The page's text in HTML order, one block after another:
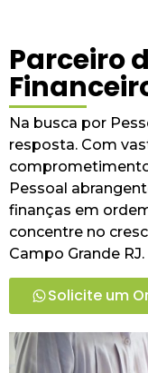
Parceiro
Na busca por
resposta. Com
Pessoal
finanças em
concentre no
Campo Grande RJ.
Solicite um